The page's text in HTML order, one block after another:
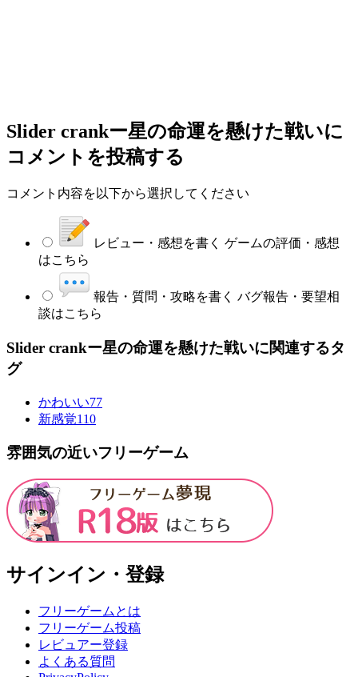
Slider crankー星の命運を懸けた戦いに
コメントを投稿する
コメント内容を以下から選択してください
レビュー・感想を書く ゲームの評価・感想
はこちら
報告・質問・攻略を書く バグ報告・要望相
談はこちら
Slider crankー星の命運を懸けた戦いに関連するタ
グ
かわいい77
新感覚110
雰囲気の近いフリーゲーム
サインイン・登録
フリーゲームとは
フリーゲーム投稿
レビュアー登録
よくある質問